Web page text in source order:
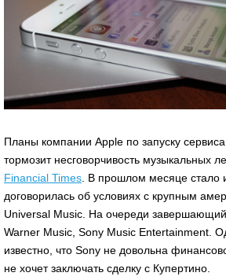
Планы компании Apple по запуску
тормозит несговорчивость музыкальных
Financial Times. В прошлом месяце стало
договорилась об условиях с крупным
Universal Music. На очереди завершающий
Warner Music, Sony Music Entertainment.
известно, что Sony не довольна
не хочет заключать сделку с Купертино.